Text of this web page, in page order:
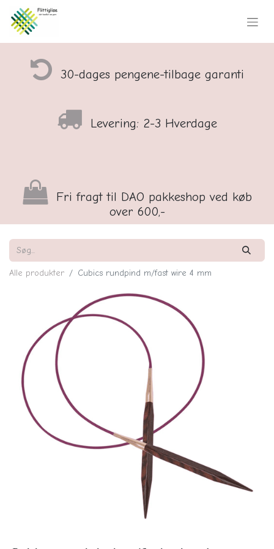
30-dages pengene-tilbage garanti
Levering: 2-3 Hverdage
Fri fragt til DAO pakkeshop ved køb
over 600,-
Alle produkter Cubics rundpind m/fast wire 4 mm